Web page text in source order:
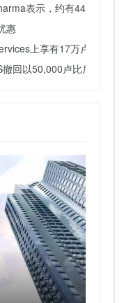
表示，约有44％的
惠
上享有17万卢比，以
回以50,000卢比后